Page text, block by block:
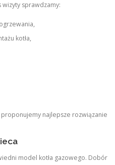
sprawdzamy:
kotła,
najlepsze rozwiązanie
model kotła gazowego. Dobór